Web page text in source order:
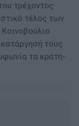
τρέχοντος
τέλος των
τους
τα κράτη-